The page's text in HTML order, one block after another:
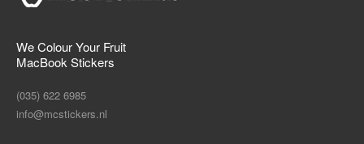
We Colour Your Fruit
MacBook Stickers
(035) 622 6985
info@mcstickers.nl